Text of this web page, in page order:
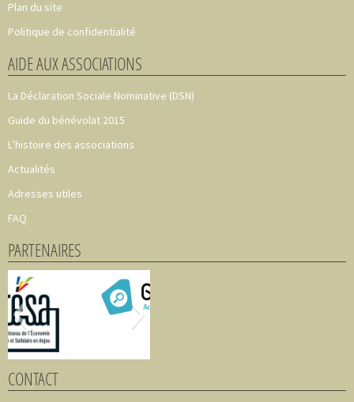
Plan du site
Politique de confidentialité
AIDE AUX ASSOCIATIONS
La Déclaration Sociale Nominative (DSN)
Guide du bénévolat 2015
L’histoire des associations
Actualités
Adresses utiles
FAQ
PARTENAIRES
CONTACT